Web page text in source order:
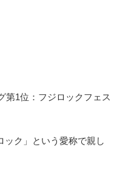
第1位：フジロックフェス
ック」という愛称で親し